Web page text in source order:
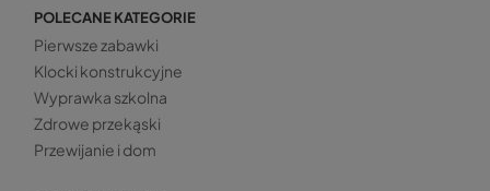
POLECANE KATEGORIE
Pierwsze zabawki
Klocki konstrukcyjne
Wyprawka szkolna
Zdrowe przekąski
Przewijanie i dom